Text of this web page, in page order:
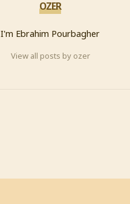
OZER
I'm Ebrahim Pourbagher
View all posts by ozer